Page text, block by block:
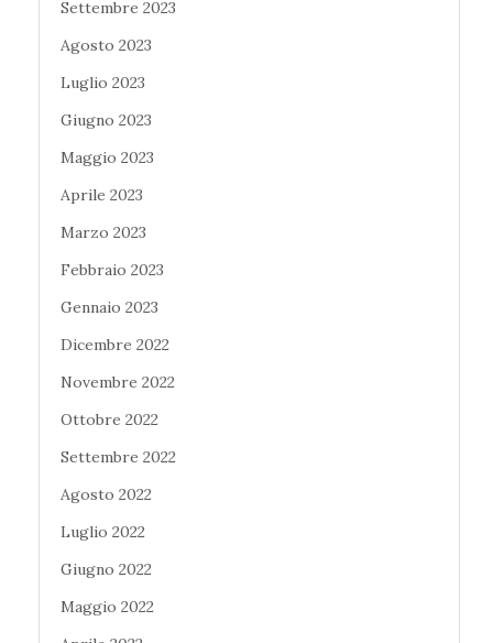
Settembre 2023
Agosto 2023
Luglio 2023
Giugno 2023
Maggio 2023
Aprile 2023
Marzo 2023
Febbraio 2023
Gennaio 2023
Dicembre 2022
Novembre 2022
Ottobre 2022
Settembre 2022
Agosto 2022
Luglio 2022
Giugno 2022
Maggio 2022